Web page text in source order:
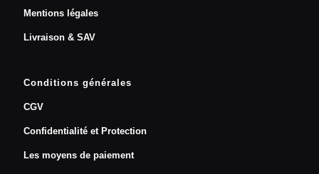
Mentions légales
Livraison & SAV
Conditions générales
CGV
Confidentialité et Protection
Les moyens de paiement